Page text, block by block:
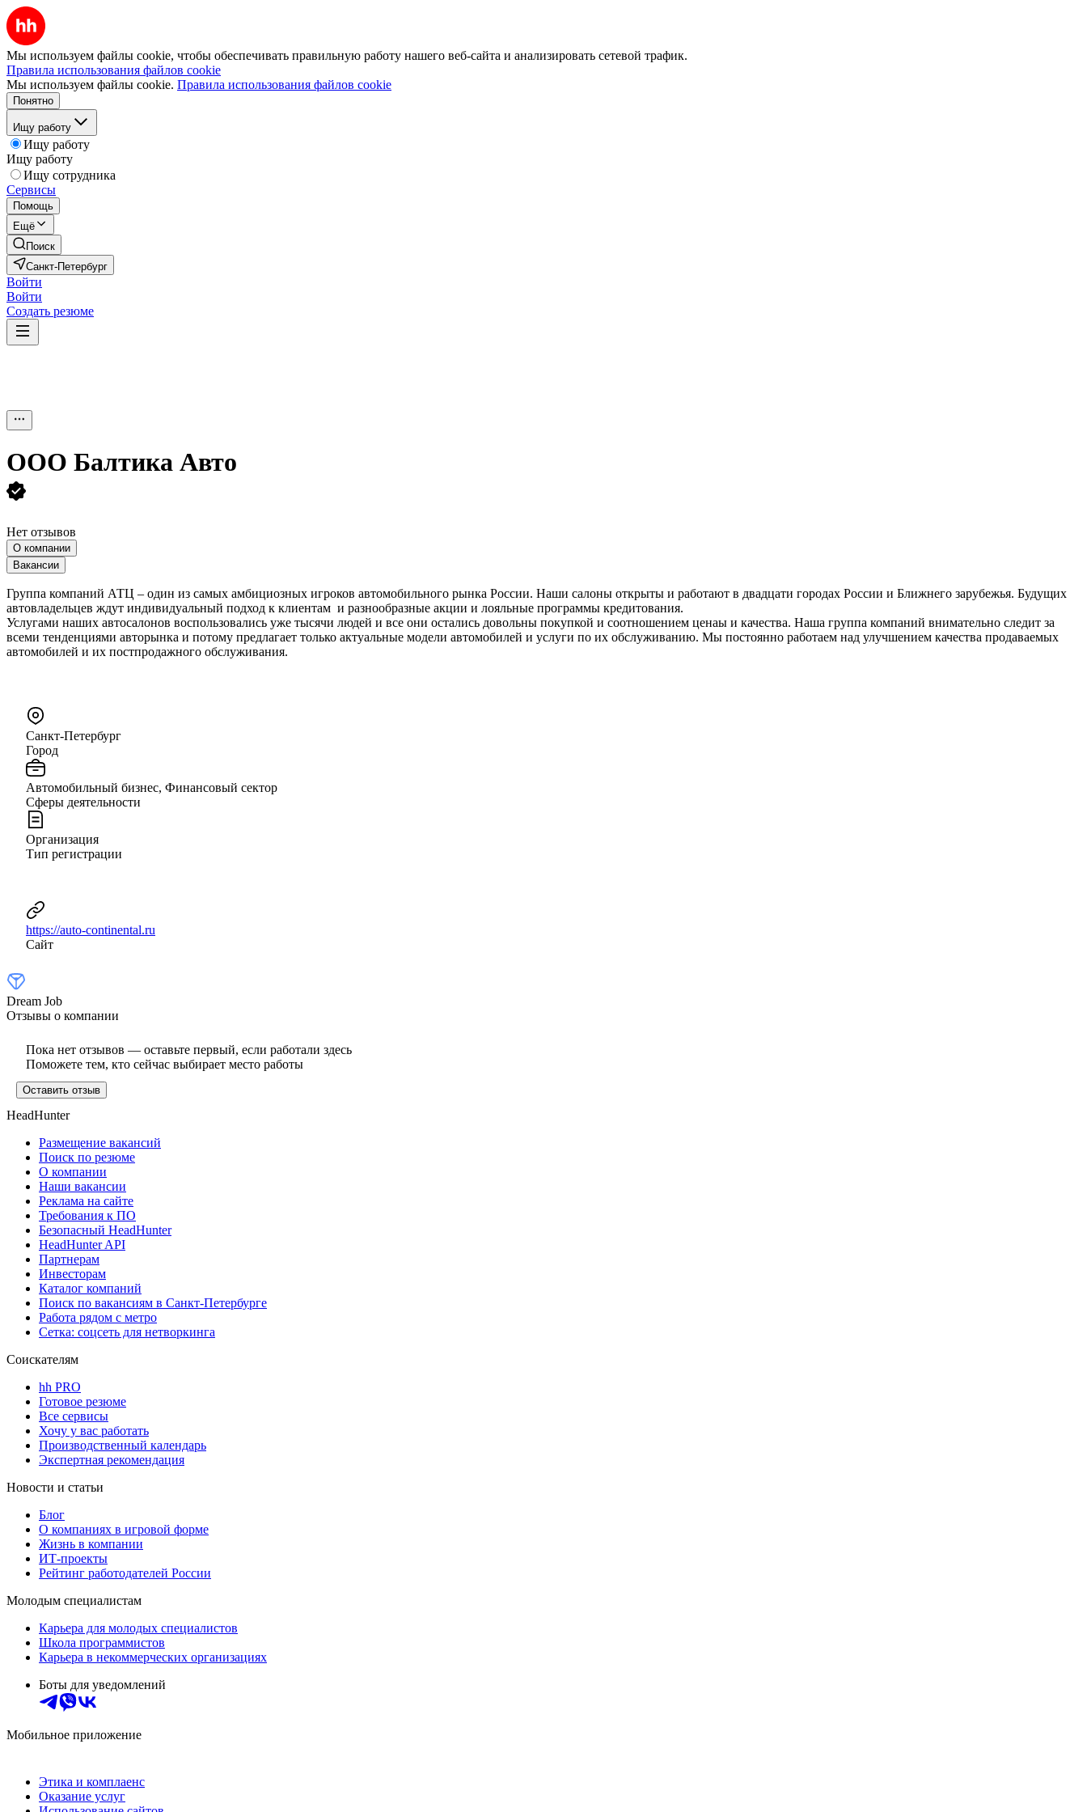
Мы используем файлы cookie, чтобы обеспечивать правильную работу нашего веб-сайта и анализировать сетевой трафик.
Правила использования файлов cookie
Мы используем файлы cookie. Правила использования файлов cookie
Понятно
Ищу работу
Ищу работу
Ищу работу
Ищу сотрудника
Сервисы
Помощь
Ещё
Поиск
Санкт-Петербург
Войти
Войти
Создать резюме
ООО Балтика Авто
Нет отзывов
О компании
Вакансии
Группа компаний АТЦ – один из самых амбициозных игроков автомобильного рынка России. Наши салоны открыты и работают в двадцати городах России и Ближнего зарубежья. Будущих
автовладельцев ждут индивидуальный подход к клиентам и разнообразные акции и лояльные программы кредитования.
Услугами наших автосалонов воспользовались уже тысячи людей и все они остались довольны покупкой и соотношением ценаы и качества. Наша группа компаний внимательно следит за
всеми тенденциями авторынка и потому предлагает только актуальные модели автомобилей и услуги по их обслуживанию. Мы постоянно работаем над улучшением качества продаваемых
автомобилей и их постпродажного обслуживания.
Санкт-Петербург
Город
Автомобильный бизнес, Финансовый сектор
Сферы деятельности
Организация
Тип регистрации
https://auto-continental.ru
Сайт
Dream Job
Отзывы о компании
Пока нет отзывов — оставьте первый, если работали здесь
Поможете тем, кто сейчас выбирает место работы
Оставить отзыв
HeadHunter
Размещение вакансий
Поиск по резюме
О компании
Наши вакансии
Реклама на сайте
Требования к ПО
Безопасный HeadHunter
HeadHunter API
Партнерам
Инвесторам
Каталог компаний
Поиск по вакансиям в Санкт-Петербурге
Работа рядом с метро
Сетка: соцсеть для нетворкинга
Соискателям
hh PRO
Готовое резюме
Все сервисы
Хочу у вас работать
Производственный календарь
Экспертная рекомендация
Новости и статьи
Блог
О компаниях в игровой форме
Жизнь в компании
ИТ-проекты
Рейтинг работодателей России
Молодым специалистам
Карьера для молодых специалистов
Школа программистов
Карьера в некоммерческих организациях
Боты для уведомлений
Мобильное приложение
Этика и комплаенс
Оказание услуг